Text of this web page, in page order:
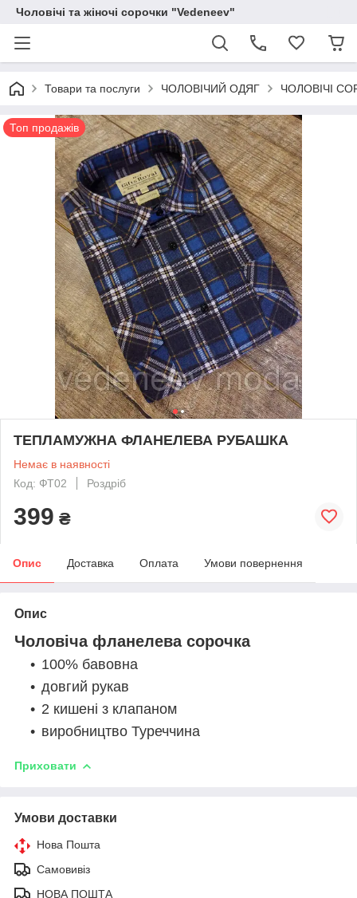
Чоловічі та жіночі сорочки "Vedeneev"
Товари та послуги ЧОЛОВІЧИЙ ОДЯГ ЧОЛОВІЧІ
Топ продажів
ТЕПЛАМУЖНА ФЛАНЕЛЕВА РУБАШКА
Немає в наявності
Код: ФТ02
Роздріб
399 ₴
Опис Доставка Оплата Умови повернення
Опис
Чоловіча фланелева сорочка
100% бавовна
довгий рукав
2 кишені з клапаном
виробництво Туреччина
Приховати
Умови доставки
Нова Пошта
Самовивіз
НОВА ПОШТА